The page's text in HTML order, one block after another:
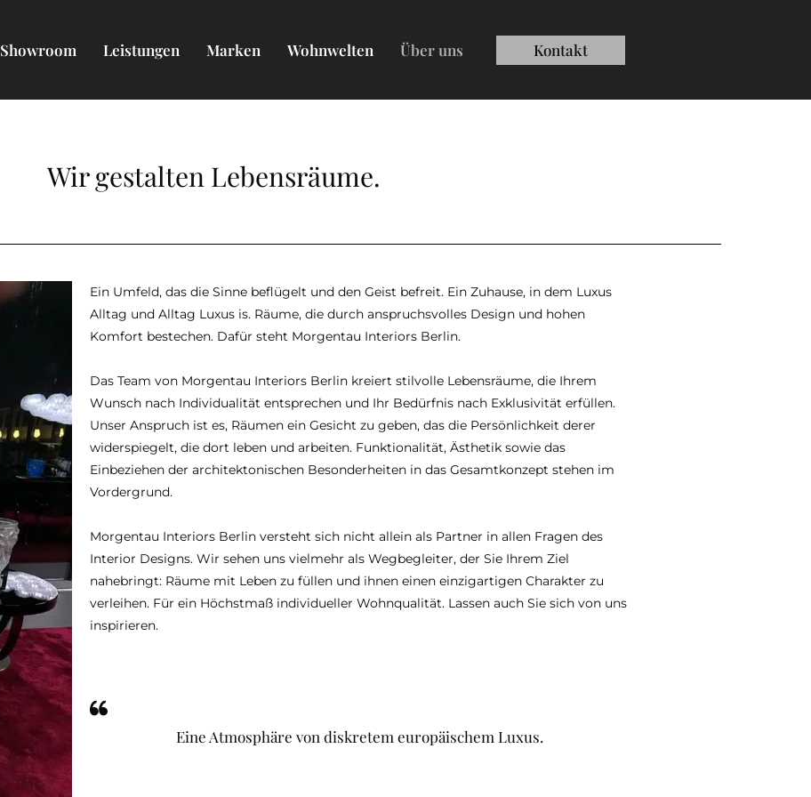
Showroom Leistungen Marken Wohnwelten Über uns Kontakt
Wir gestalten Lebensräume.
Ein Umfeld, das die Sinne beflügelt und den Geist befreit. Ein Zuhause, in dem Luxus
Alltag und Alltag Luxus is. Räume, die durch anspruchsvolles Design und hohen
Komfort bestechen. Dafür steht Morgentau Interiors Berlin.
Das Team von Morgentau Interiors Berlin kreiert stilvolle Lebensräume, die Ihrem
Wunsch nach Individualität entsprechen und Ihr Bedürfnis nach Exklusivität erfüllen.
Unser Anspruch ist es, Räumen ein Gesicht zu geben, das die Persönlichkeit derer
widerspiegelt, die dort leben und arbeiten. Funktionalität, Ästhetik sowie das
Einbeziehen der architektonischen Besonderheiten in das Gesamtkonzept stehen im
Vordergrund.
Morgentau Interiors Berlin versteht sich nicht allein als Partner in allen Fragen des
Interior Designs. Wir sehen uns vielmehr als Wegbegleiter, der Sie Ihrem Ziel
nahebringt: Räume mit Leben zu füllen und ihnen einen einzigartigen Charakter zu
verleihen. Für ein Höchstmaß individueller Wohnqualität. Lassen auch Sie sich von uns
inspirieren.
Eine Atmosphäre von diskretem europäischem Luxus.